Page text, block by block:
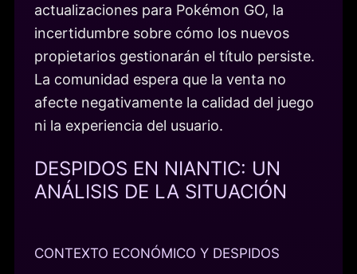
actualizaciones para Pokémon GO, la
incertidumbre sobre cómo los nuevos
propietarios gestionarán el título persiste.
La comunidad espera que la venta no
afecte negativamente la calidad del juego
ni la experiencia del usuario.
DESPIDOS EN NIANTIC: UN
ANÁLISIS DE LA SITUACIÓN
CONTEXTO ECONÓMICO Y DESPIDOS